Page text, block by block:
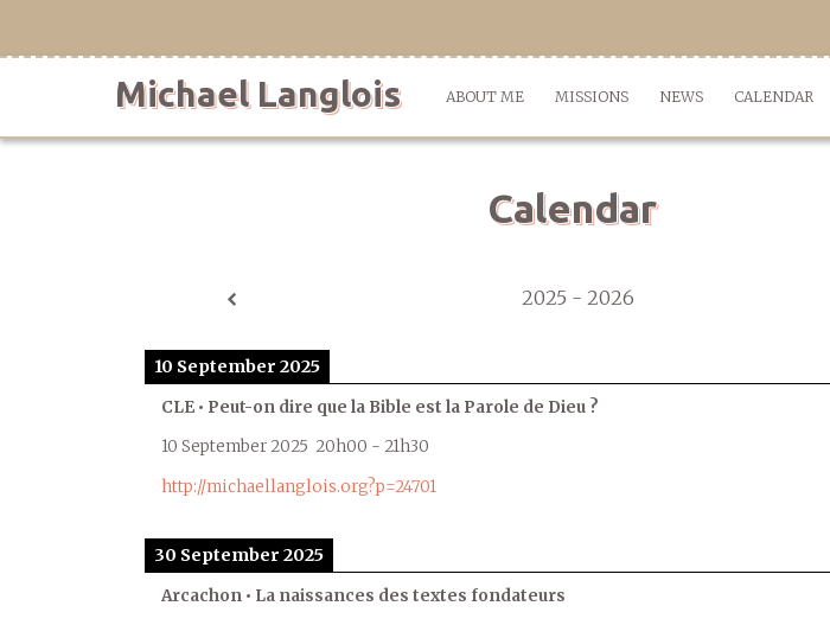
Michael Langlois ABOUT ME MISSIONS NEWS CALENDAR
Calendar
2025 - 2026
10 September 2025
CLE • Peut-on dire que la Bible est la Parole de Dieu ?
10 September 2025 20h00 - 21h30
http://michaellanglois.org?p=24701
30 September 2025
Arcachon • La naissances des textes fondateurs